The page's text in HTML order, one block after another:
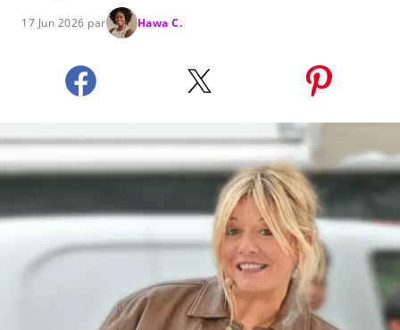
17 Jun 2026 par Hawa C.